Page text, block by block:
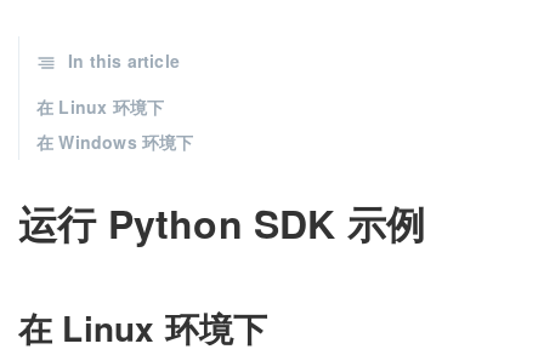
运行 Python SDK 示例
在 Linux 环境下
In this article
在 Linux 环境下
在 Windows 环境下